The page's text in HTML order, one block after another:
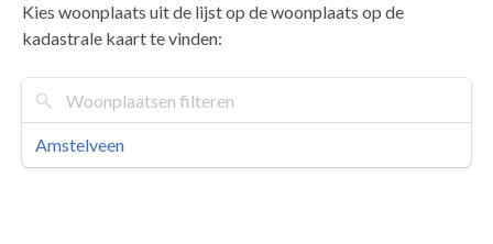
Kies woonplaats uit de lijst op de woonplaats op de
kadastrale kaart te vinden:
Amstelveen